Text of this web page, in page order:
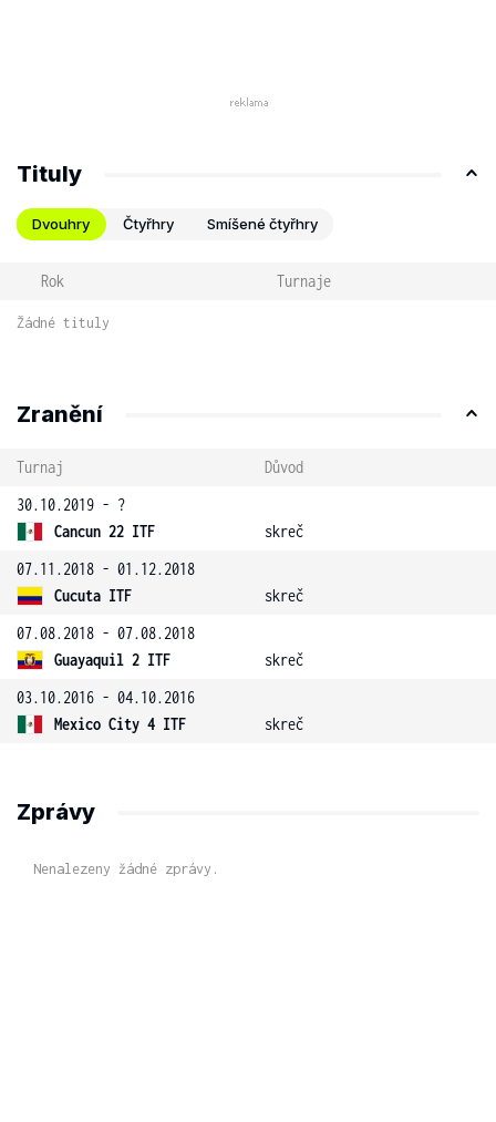
Tituly
Dvouhry Čtyřhry Smíšené čtyřhry
Rok Turnaje
Žádné tituly
Zranění
Turnaj
Důvod
30.10.2019 - ?
Cancun 22 ITF
skreč
07.11.2018 - 01.12.2018
Cucuta ITF
skreč
07.08.2018 - 07.08.2018
Guayaquil 2 ITF
skreč
03.10.2016 - 04.10.2016
Mexico City 4 ITF
skreč
Zprávy
Nenalezeny žádné zprávy.